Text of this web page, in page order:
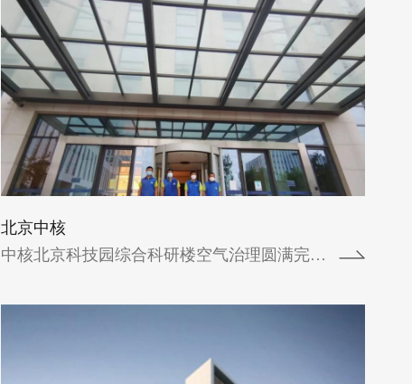
北京中核
中核北京科技园综合科研楼空气治理圆满完成...
银都雅悦酒店
酒店坐拥义乌义西商业圈核心区，主打时
尚、轻奢，融入爱喜猫主题元素，酒店建筑
面积超5万方，拥有各类客房264间套，约
100...
查看详情